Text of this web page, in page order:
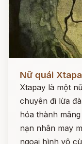
Nữ quái
Xtapay là một
chuyên đi lừa
hóa thành
nạn nhân may
ngoại hình vô